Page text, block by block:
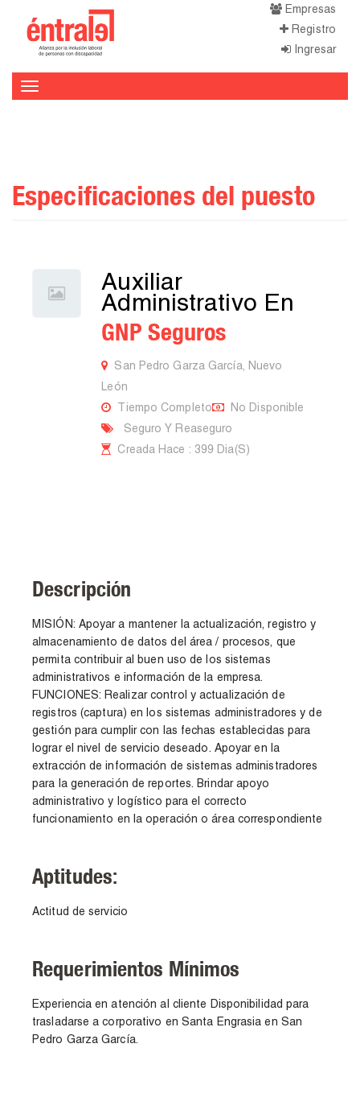
Empresas
Registro
Ingresar
Especificaciones del puesto
Auxiliar
Administrativo En
GNP Seguros
San Pedro Garza García, Nuevo
León
Tiempo Completo
No Disponible
Seguro Y Reaseguro
Creada Hace : 399 Dia(s)
Descripción
MISIÓN: Apoyar a mantener la actualización, registro y
almacenamiento de datos del área / procesos, que
permita contribuir al buen uso de los sistemas
administrativos e información de la empresa.
FUNCIONES: Realizar control y actualización de
registros (captura) en los sistemas administradores y de
gestión para cumplir con las fechas establecidas para
lograr el nivel de servicio deseado. Apoyar en la
extracción de información de sistemas administradores
para la generación de reportes. Brindar apoyo
administrativo y logístico para el correcto
funcionamiento en la operación o área correspondiente
Aptitudes:
Actitud de servicio
Requerimientos Mínimos
Experiencia en atención al cliente Disponibilidad para
trasladarse a corporativo en Santa Engrasia en San
Pedro Garza García.